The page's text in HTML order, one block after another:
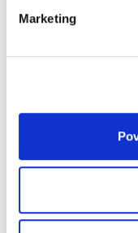
Marketingobnovu
opravných
prostriedkoch,